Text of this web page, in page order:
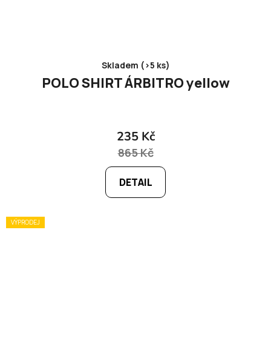
Skladem (>5 ks)
POLO SHIRT ÁRBITRO yellow
235 Kč
865 Kč
DETAIL
VÝPRODEJ